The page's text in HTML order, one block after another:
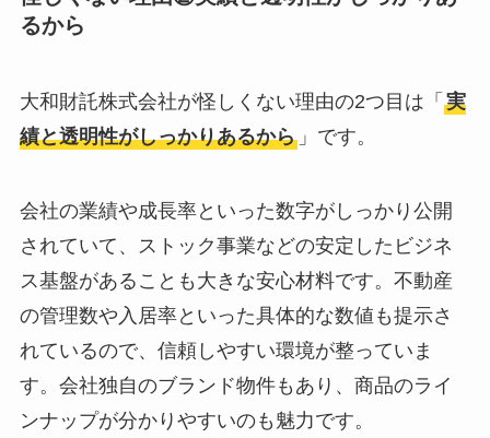
るから
大和財託株式会社が怪しくない理由の2つ目は「 実
績と透明性がしっかりあるから」です。
会社の業績や成長率といった数字がしっかり公開
されていて、ストック事業などの安定したビジネ
ス基盤があることも大きな安心材料です。不動産
の管理数や入居率といった具体的な数値も提示さ
れているので、信頼しやすい環境が整っていま
す。会社独自のブランド物件もあり、商品のライ
ンナップが分かりやすいのも魅力です。